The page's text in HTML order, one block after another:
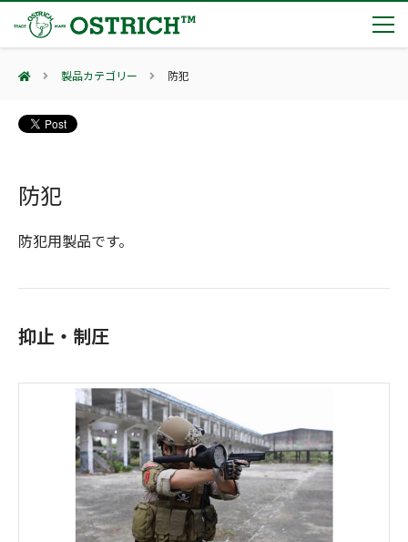
製品カテゴリー
輸血保冷庫
(Bear Avoidance)
止血・止血キット
気道管理
呼吸管理
(Respiration)
(Circulation)
低体温防止
(Hypothermia)
もっと見る
製品をキーワードで検索
検索
夏季休業のお知らせ
第7回 地域×Tech東北 ご来場ありがとうございました！
ダマスカス製品カタログ（日本語版）
会社案内
会社概要
主な納入実績
採用情報
採用情報（外部サイトに移動します）
お問合せ
見積り
オンラインショップ
製品カテゴリー 防犯
防犯
防犯用製品です。
抑止・制圧